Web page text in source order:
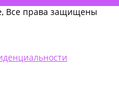
Все права защищены